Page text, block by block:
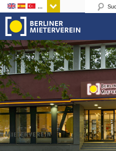
Sprachen